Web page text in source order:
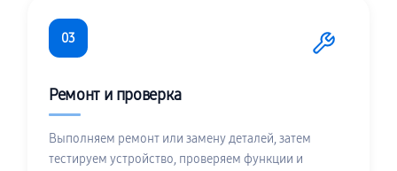
03
Ремонт и проверка
Выполняем ремонт или замену деталей, затем
тестируем устройство, проверяем функции и